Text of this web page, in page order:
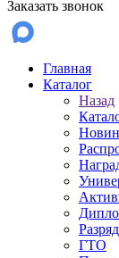
Заказать звонок
Главная
Каталог
Назад
ГТО